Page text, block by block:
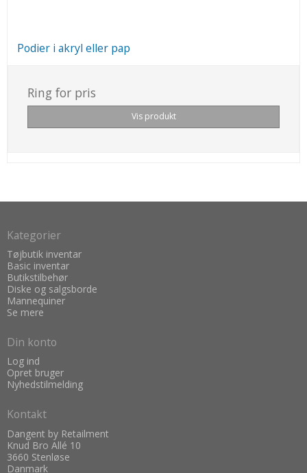
Podier i akryl eller pap
Ring for pris
Vis produkt
Kategorier
Tøjbutik inventar
Basic inventar
Butikstilbehør
Diske og salgsborde
Mannequiner
Se mere
Din konto
Log ind
Opret bruger
Nyhedstilmelding
Kontakt
Dangent by Retailment
Knud Bro Allé 10
3660 Stenløse
Danmark